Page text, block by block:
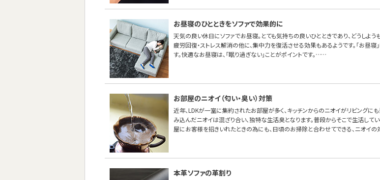
お昼寝のひとときをソファで効果的に
天気の良い休日にソファでお昼寝。とても気持ちの良いひとときであり、どうしよ
疲労回復・ストレス解消の他に、集中力を復活させる効果もあるようです。「お昼寝
す。快適なお昼寝は、「眠り過ぎない」ことがポイントです。……
お部屋のニオイ（匂い・臭い）対策
近年、LDKが一室に集約されたお部屋が多く、キッチンからのニオイがリビングに
み込んだニオイは混ざり合い、独特な生活臭となります。普段からそこで生活して
屋にお客様を招きいれたときの為にも、日頃のお掃除と合わせてできる、ニオイ
本革ソファの革割り